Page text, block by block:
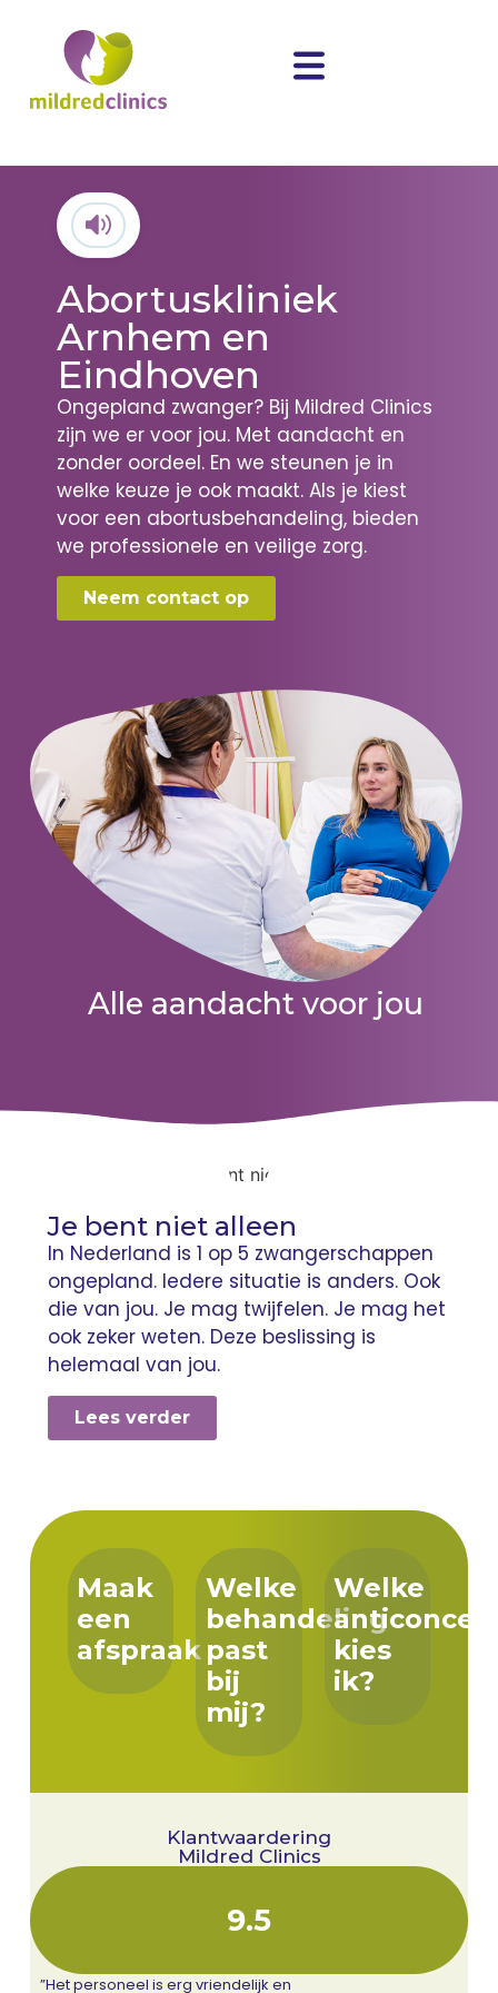
Abortuskliniek
Arnhem en
Eindhoven
Ongepland zwanger? Bij Mildred Clinics
zijn we er voor jou. Met aandacht en
zonder oordeel. En we steunen je in
welke keuze je ook maakt. Als je kiest
voor een abortusbehandeling, bieden
we professionele en veilige zorg.
Neem contact op
Alle aandacht voor jou
Je bent niet alleen
In Nederland is 1 op 5 zwangerschappen
ongepland. Iedere situatie is anders. Ook
die van jou. Je mag twijfelen. Je mag het
ook zeker weten. Deze beslissing is
helemaal van jou.
Lees verder
Maak
een
afspraak
Welke
behandeling
past
bij
mij?
Welke
kies
ik?
Klantwaardering
Mildred Clinics
9.5
”Het personeel is erg vriendelijk en